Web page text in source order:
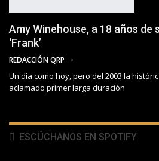
Amy Winehouse, a 18 años de
‘Frank’
REDACCIÓN QRP
Un día como hoy, pero del 2003 la
aclamado primer larga duración
ESCÚCHANOS EN SPOTIFY